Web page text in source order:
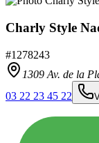
Charly Style
#1278243
1309 Av. de la
03 22 23 45 22